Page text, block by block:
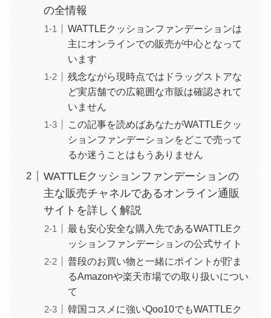
の全情報
WATTLEクッションファンデーションは
主にオンラインでの販売が中心となって
います
残念ながら現時点ではドラッグストアな
ど実店舗での広範囲な市販は確認されて
いません
この記事を読めばあなたがWATTLEクッ
ションファンデーションをどこで売って
るか迷うことはもうありません
WATTLEクッションファンデーションの
主な販売チャネルであるオンライン通販
サイトを詳しく解説
最も安心安全な購入先であるWATTLEク
ッションファンデーションの公式サイト
普段のお買い物と一緒にポイントが貯ま
るAmazonや楽天市場での取り扱いについ
て
韓国コスメに強いQoo10でもWATTLEク